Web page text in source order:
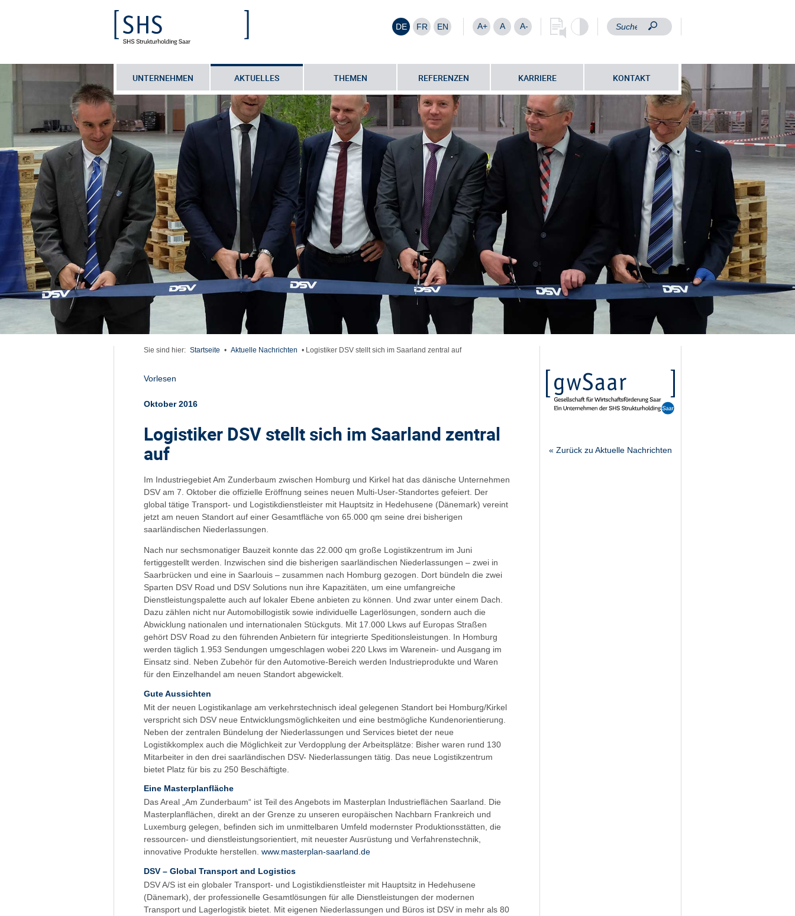
DE FR EN A+ A A-
UNTERNEHMEN AKTUELLES THEMEN REFERENZEN KARRIERE KONTAKT
Sie sind hier: Startseite • Aktuelle Nachrichten • Logistiker DSV stellt sich im Saarland zentral auf
Vorlesen
Oktober 2016
Logistiker DSV stellt sich im Saarland zentral
auf
Im Industriegebiet Am Zunderbaum zwischen Homburg und Kirkel hat das dänische Unternehmen
DSV am 7. Oktober die offizielle Eröffnung seines neuen Multi-User-Standortes gefeiert. Der
global tätige Transport- und Logistikdienstleister mit Hauptsitz in Hedehusene (Dänemark) vereint
jetzt am neuen Standort auf einer Gesamtfläche von 65.000 qm seine drei bisherigen
saarländischen Niederlassungen.
Nach nur sechsmonatiger Bauzeit konnte das 22.000 qm große Logistikzentrum im Juni
fertiggestellt werden. Inzwischen sind die bisherigen saarländischen Niederlassungen – zwei in
Saarbrücken und eine in Saarlouis – zusammen nach Homburg gezogen. Dort bündeln die zwei
Sparten DSV Road und DSV Solutions nun ihre Kapazitäten, um eine umfangreiche
Dienstleistungspalette auch auf lokaler Ebene anbieten zu können. Und zwar unter einem Dach.
Dazu zählen nicht nur Automobillogistik sowie individuelle Lagerlösungen, sondern auch die
Abwicklung nationalen und internationalen Stückguts. Mit 17.000 Lkws auf Europas Straßen
gehört DSV Road zu den führenden Anbietern für integrierte Speditionsleistungen. In Homburg
werden täglich 1.953 Sendungen umgeschlagen wobei 220 Lkws im Warenein- und Ausgang im
Einsatz sind. Neben Zubehör für den Automotive-Bereich werden Industrieprodukte und Waren
für den Einzelhandel am neuen Standort abgewickelt.
Gute Aussichten
Mit der neuen Logistikanlage am verkehrstechnisch ideal gelegenen Standort bei Homburg/Kirkel
verspricht sich DSV neue Entwicklungsmöglichkeiten und eine bestmögliche Kundenorientierung.
Neben der zentralen Bündelung der Niederlassungen und Services bietet der neue
Logistikkomplex auch die Möglichkeit zur Verdopplung der Arbeitsplätze: Bisher waren rund 130
Mitarbeiter in den drei saarländischen DSV- Niederlassungen tätig. Das neue Logistikzentrum
bietet Platz für bis zu 250 Beschäftigte.
Eine Masterplanfläche
Das Areal „Am Zunderbaum“ ist Teil des Angebots im Masterplan Industrieflächen Saarland. Die
Masterplanflächen, direkt an der Grenze zu unseren europäischen Nachbarn Frankreich und
Luxemburg gelegen, befinden sich im unmittelbaren Umfeld modernster Produktionsstätten, die
ressourcen- und dienstleistungsorientiert, mit neuester Ausrüstung und Verfahrenstechnik,
innovative Produkte herstellen. www.masterplan-saarland.de
DSV – Global Transport and Logistics
DSV A/S ist ein globaler Transport- und Logistikdienstleister mit Hauptsitz in Hedehusene
(Dänemark), der professionelle Gesamtlösungen für alle Dienstleistungen der modernen
Transport und Lagerlogistik bietet. Mit eigenen Niederlassungen und Büros ist DSV in mehr als 80
« Zurück zu Aktuelle Nachrichten